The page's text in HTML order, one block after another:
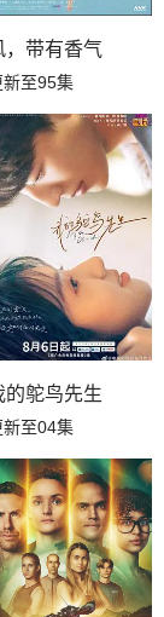
，带有香气
新至95集
的鸵鸟先生
新至04集